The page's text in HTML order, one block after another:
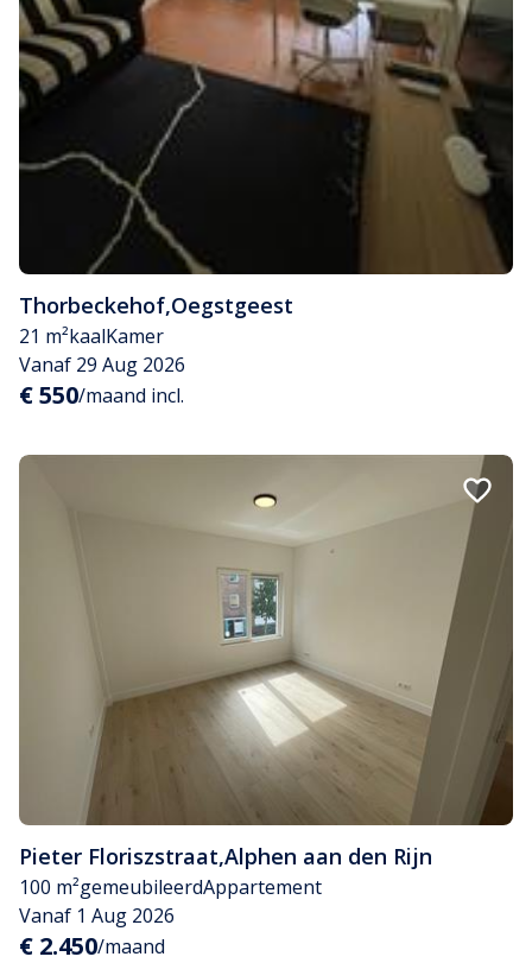
Thorbeckehof,Oegstgeest
21 m²kaalKamer
Vanaf 29 Aug 2026
€ 550/maand incl.
Pieter Floriszstraat,Alphen aan den Rijn
100 m²gemeubileerdAppartement
Vanaf 1 Aug 2026
€ 2.450/maand